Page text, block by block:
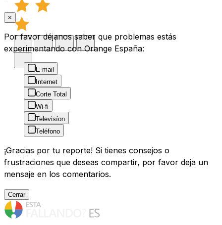
×
Por favor déjanos saber que problemas estás
experimentando con Orange España:
E-mail
Internet
Corte Total
Wi-fi
Televisíon
Teléfono
¡Gracias por tu reporte! Si tienes consejos o
frustraciones que deseas compartir, por favor deja un
mensaje en los comentarios.
Cerrar